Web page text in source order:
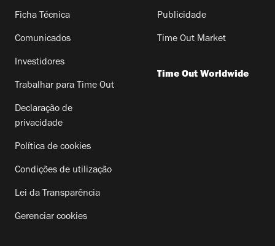
Ficha Técnica
Comunicados
Investidores
Trabalhar para Time Out
Declaração de
privacidade
Política de cookies
Condições de utilização
Lei da Transparência
Gerenciar cookies
Publicidade
Time Out Market
Time Out Worldwide